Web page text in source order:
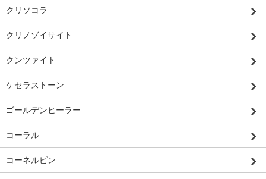
クリソコラ
クリノゾイサイト
クンツァイト
ケセラストーン
ゴールデンヒーラー
コーラル
コーネルピン